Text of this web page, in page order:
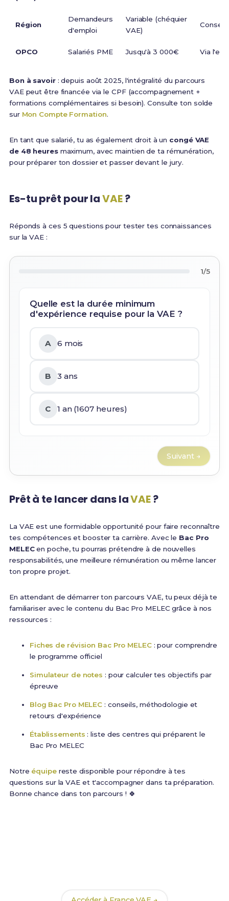
Région
Demandeurs
d'emploi
Variable (chéquier
VAE)
Conseil
OPCO Salariés PME Jusqu'à 3 000€ Via
Bon à savoir: depuis août 2025, l'intégralité du parcours
VAE peut être financée via le CPF (accompagnement +
formations complémentaires si besoin). Consulte ton solde
sur Mon Compte Formation.
En tant que salarié, tu as également droit à un congé VAE
de 48 heuresmaximum, avec maintien de ta rémunération,
pour préparer ton dossier et passer devant le jury.
Es-tu prêt pour laVAE?
Réponds à ces 5 questions pour tester tes connaissances
sur la VAE :
1/5
Quelle est la durée minimum
d'expérience requise pour la VAE ?
A 6 mois
B 3 ans
C 1 an (1607 heures)
Suivant →
Prêt à te lancer dans laVAE?
La VAE est une formidable opportunité pour faire reconnaître
tes compétences et booster ta carrière. Avec le Bac Pro
MELECen poche, tu pourras prétendre à de nouvelles
responsabilités, une meilleure rémunération ou même lancer
ton propre projet.
En attendant de démarrer ton parcours VAE, tu peux déjà te
familiariser avec le contenu du Bac Pro MELEC grâce à nos
ressources :
Fiches de révision Bac Pro MELEC: pour comprendre
le programme officiel
Simulateur de notes : pour calculer tes objectifs par
épreuve
Blog Bac Pro MELEC : conseils, méthodologie et
retours d'expérience
Établissements : liste des centres qui préparent le
Bac Pro MELEC
Notre équipereste disponible pour répondre à tes
questions sur la VAE et t'accompagner dans ta préparation.
Bonne chance dans ton parcours ! 🍀